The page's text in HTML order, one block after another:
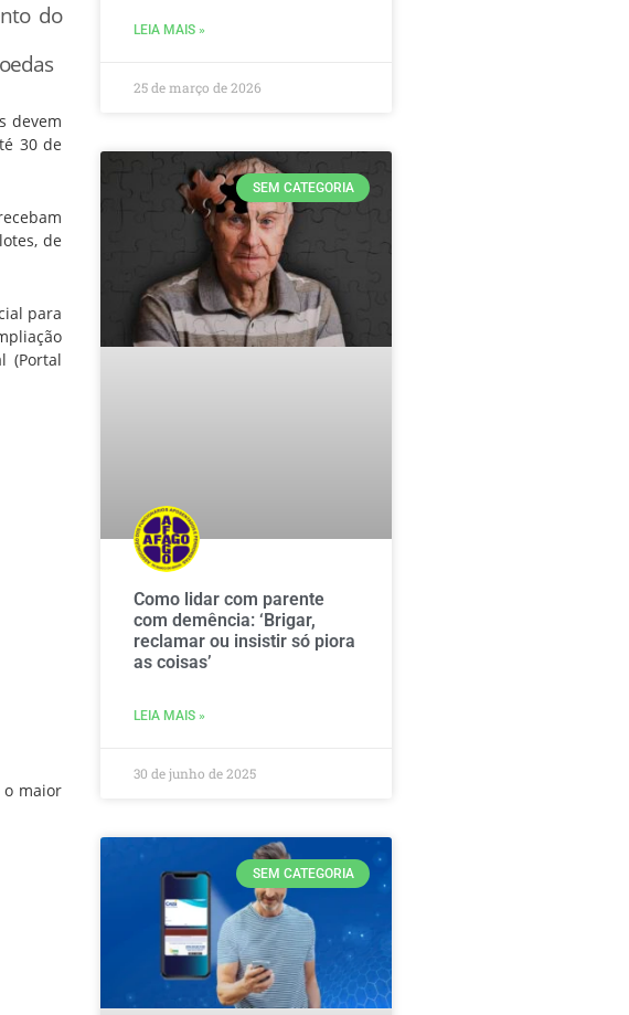
do
devem
30 de
de
para
(Portal
maior
LEIA MAIS »
25 de março de 2026
SEM CATEGORIA
Como lidar com parente
com demência: ‘Brigar,
reclamar ou insistir só piora
as coisas’
LEIA MAIS »
30 de junho de 2025
SEM CATEGORIA